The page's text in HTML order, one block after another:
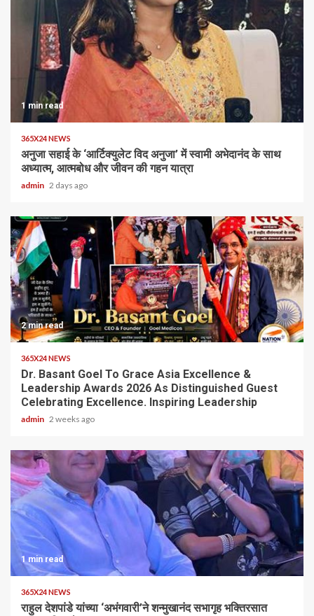
1 min read
365X24 NEWS
अनुजा सहाई के ‘आर्टिक्युलेट विद अनुजा’ में स्वामी अभेदानंद के साथ
अध्यात्म, आत्मबोध और जीवन की गहन यात्रा
admin 2 days ago
2 min read
365X24 NEWS
Dr. Basant Goel To Grace Asia Excellence &
Leadership Awards 2026 As Distinguished Guest
Celebrating Excellence. Inspiring Leadership
admin 2 weeks ago
1 min read
365X24 NEWS
राहुल देशपांडे यांच्या ‘अभंगवारी’ने शन्मुखानंद सभागृह भक्तिरसात